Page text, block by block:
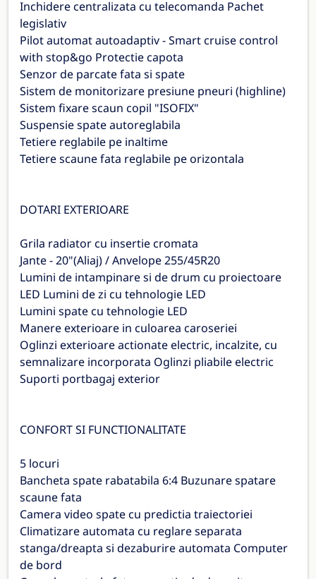
Inchidere centralizata cu telecomanda Pachet
legislativ
Pilot automat autoadaptiv - Smart cruise control
with stop&go Protectie capota
Senzor de parcate fata si spate
Sistem de monitorizare presiune pneuri (highline)
Sistem fixare scaun copil "ISOFIX"
Suspensie spate autoreglabila
Tetiere reglabile pe inaltime
Tetiere scaune fata reglabile pe orizontala
DOTARI EXTERIOARE
Grila radiator cu insertie cromata
Jante - 20"(Aliaj) / Anvelope 255/45R20
Lumini de intampinare si de drum cu proiectoare
LED Lumini de zi cu tehnologie LED
Lumini spate cu tehnologie LED
Manere exterioare in culoarea caroseriei
Oglinzi exterioare actionate electric, incalzite, cu
semnalizare incorporata Oglinzi pliabile electric
Suporti portbagaj exterior
CONFORT SI FUNCTIONALITATE
5 locuri
Bancheta spate rabatabila 6:4 Buzunare spatare
scaune fata
Camera video spate cu predictia traiectoriei
Climatizare automata cu reglare separata
stanga/dreapta si dezaburire automata Computer
de bord